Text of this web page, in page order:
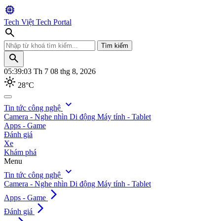
memory
Tech Việt Tech Portal
search
Tìm kiếm
search
05:39:04 Th 7 08 thg 8, 2026
light_mode 28°C
search
Tìm kiếm
Tin tức công nghệ expand_more
Camera - Nghe nhìn Di động Máy tính - Tablet
Apps - Game
Đánh giá
Xe
Khám phá
Menu
Tin tức công nghệ expand_more
Camera - Nghe nhìn Di động Máy tính - Tablet
Apps - Game arrow_forward_ios
Đánh giá arrow_forward_ios